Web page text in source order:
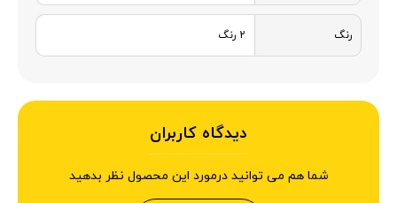
رنگ 2 رنگ
دیدگاه کاربران
شما هم می توانید درمورد این محصول نظر بدهید